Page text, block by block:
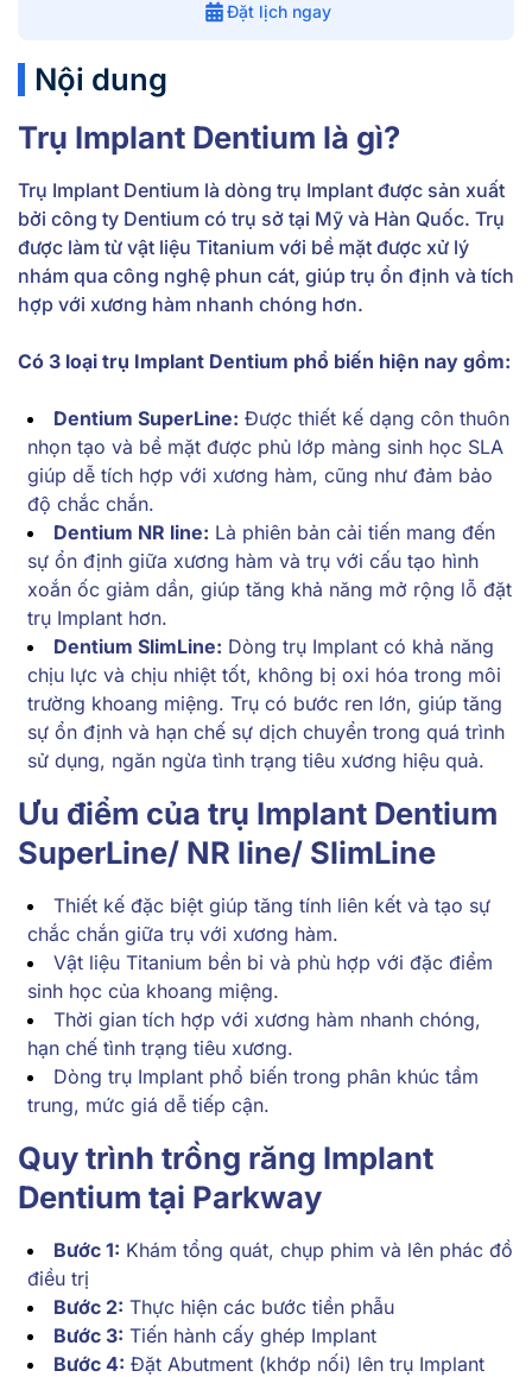
Đặt lịch ngay
Nội dung
Trụ Implant Dentium là gì?
Trụ Implant Dentium là dòng trụ Implant được sản xuất
bởi công ty Dentium có trụ sở tại Mỹ và Hàn Quốc. Trụ
được làm từ vật liệu Titanium với bề mặt được xử lý
nhám qua công nghệ phun cát, giúp trụ ổn định và tích
hợp với xương hàm nhanh chóng hơn.
Có 3 loại trụ Implant Dentium phổ biến hiện nay gồm:
Dentium SuperLine: Được thiết kế dạng côn thuôn
nhọn tạo và bề mặt được phủ lớp màng sinh học SLA
giúp dễ tích hợp với xương hàm, cũng như đảm bảo
độ chắc chắn.
Dentium NR line: Là phiên bản cải tiến mang đến
sự ổn định giữa xương hàm và trụ với cấu tạo hình
xoắn ốc giảm dần, giúp tăng khả năng mở rộng lỗ đặt
trụ Implant hơn.
Dentium SlimLine: Dòng trụ Implant có khả năng
chịu lực và chịu nhiệt tốt, không bị oxi hóa trong môi
trường khoang miệng. Trụ có bước ren lớn, giúp tăng
sự ổn định và hạn chế sự dịch chuyển trong quá trình
sử dụng, ngăn ngừa tình trạng tiêu xương hiệu quả.
Ưu điểm của trụ Implant Dentium
SuperLine/ NR line/ SlimLine
Thiết kế đặc biệt giúp tăng tính liên kết và tạo sự
chắc chắn giữa trụ với xương hàm.
Vật liệu Titanium bền bỉ và phù hợp với đặc điểm
sinh học của khoang miệng.
Thời gian tích hợp với xương hàm nhanh chóng,
hạn chế tình trạng tiêu xương.
Dòng trụ Implant phổ biến trong phân khúc tầm
trung, mức giá dễ tiếp cận.
Quy trình trồng răng Implant
Dentium tại Parkway
Bước 1: Khám tổng quát, chụp phim và lên phác đồ
điều trị
Bước 2: Thực hiện các bước tiền phẫu
Bước 3: Tiến hành cấy ghép Implant
Bước 4: Đặt Abutment (khớp nối) lên trụ Implant